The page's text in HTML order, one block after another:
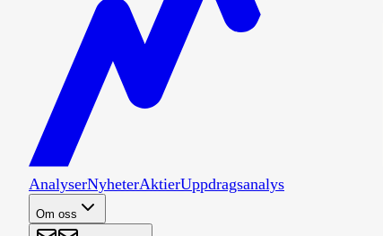
AnalyserNyheterAktierUppdragsanalys
Om oss